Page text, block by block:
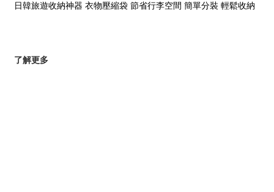
日韓旅遊收納神器 衣物壓縮袋 節省行李空間 簡單分裝 輕鬆收納
了解更多